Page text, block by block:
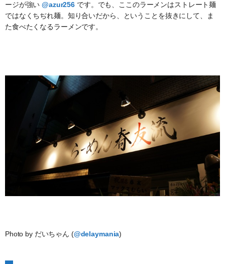
ージが強い@azur256 です。でも、ここのラーメンはストレート麺
ではなくちぢれ麺。知り合いだから、ということを抜きにして、ま
た食べたくなるラーメンです。
Photo by だいちゃん (@delaymania)